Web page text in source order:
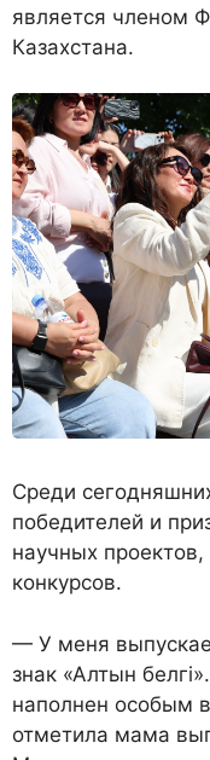
является членом
Казахстана.
Среди
победителей и
научных
конкурсов.
— У меня
знак «Алтын
наполнен особым
отметила мама